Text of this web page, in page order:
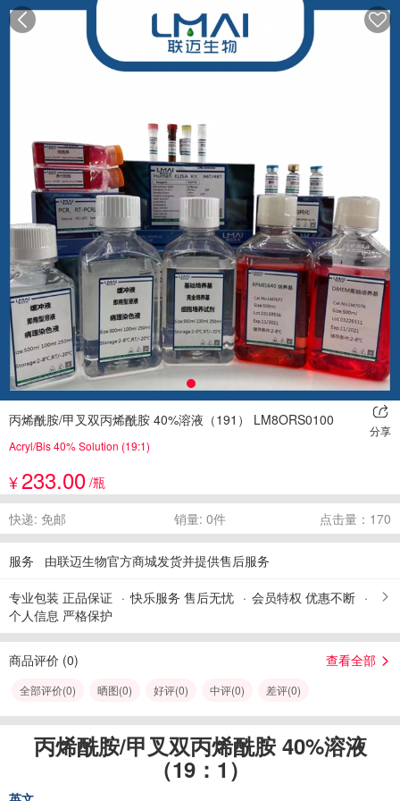
丙烯酰胺/甲叉双丙烯酰胺 40%溶液（191） LM8ORS0100
分享
Acryl/Bis 40% Solution (19:1)
¥233.00 /瓶
快递: 免邮 销量: 0件 点击量：170
服务 由联迈生物官方商城发货并提供售后服务
专业包装 正品保证 快乐服务 售后无忧
会员特权 优惠不断
个人信息 严格保护
商品评价 (0) 查看全部
全部评价(0) 晒图(0) 好评(0) 中评(0) 差评(0)
丙烯酰胺/甲叉双丙烯酰胺 40%溶液
（19：1）